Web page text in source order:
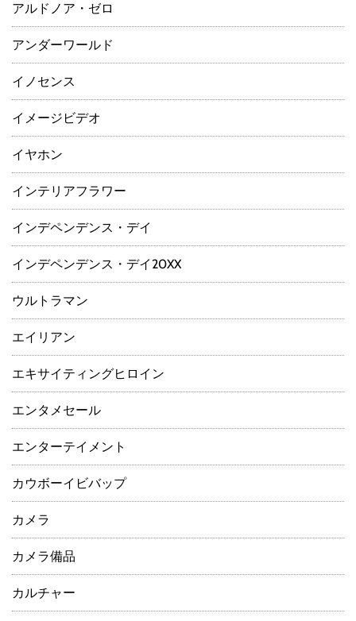
アルドノア・ゼロ
アンダーワールド
イノセンス
イメージビデオ
イヤホン
インテリアフラワー
インデペンデンス・デイ
インデペンデンス・デイ20XX
ウルトラマン
エイリアン
エキサイティングヒロイン
エンタメセール
エンターテイメント
カウボーイビバップ
カメラ
カメラ備品
カルチャー